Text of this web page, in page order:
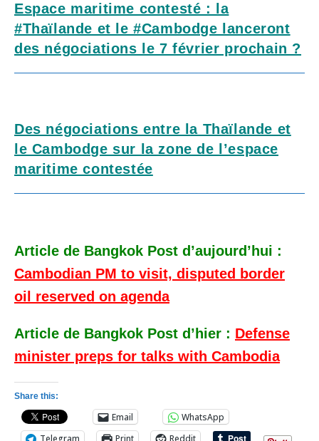
Espace maritime contesté : la
#Thaïlande et le #Cambodge lanceront
des négociations le 7 février prochain ?
Des négociations entre la Thaïlande et
le Cambodge sur la zone de l’espace
maritime contestée
Article de Bangkok Post d’aujourd’hui :
Cambodian PM to visit, disputed border
oil reserved on agenda
Article de Bangkok Post d’hier : Defense
minister preps for talks with Cambodia
Share this:
Email
WhatsApp
Telegram
Print Reddit